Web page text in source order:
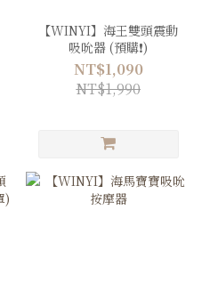
【WINYI】海王雙頭震動
吸吮器 (預購❗️)
NT$1,090
NT$1,990